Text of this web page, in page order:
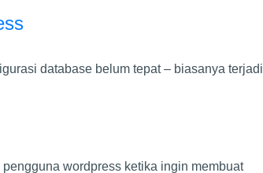
database belum tepat – biasanya terjadi
wordpress ketika ingin membuat